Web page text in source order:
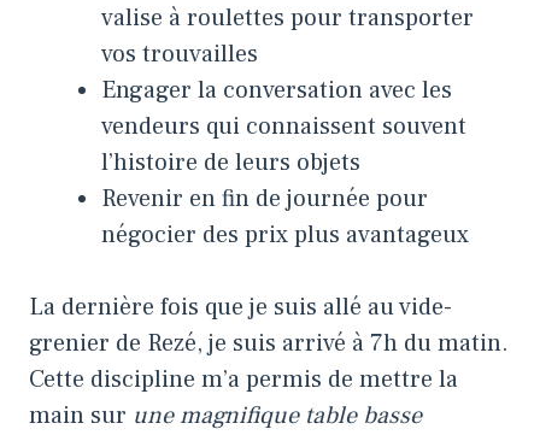
valise à roulettes pour transporter
vos trouvailles
Engager la conversation avec les
vendeurs qui connaissent souvent
l’histoire de leurs objets
Revenir en fin de journée pour
négocier des prix plus avantageux
La dernière fois que je suis allé au vide-
grenier de Rezé, je suis arrivé à 7h du matin.
Cette discipline m’a permis de mettre la
main sur une magnifique table basse